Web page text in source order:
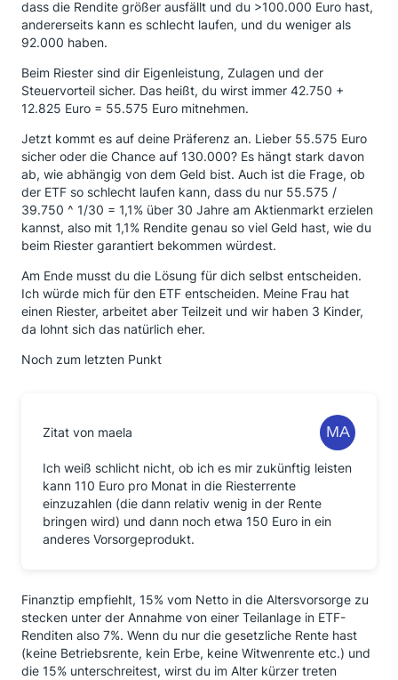
dass die Rendite größer ausfällt und du >100.000 Euro hast,
andererseits kann es schlecht laufen, und du weniger als
92.000 haben.
Beim Riester sind dir Eigenleistung, Zulagen und der
Steuervorteil sicher. Das heißt, du wirst immer 42.750 +
12.825 Euro = 55.575 Euro mitnehmen.
Jetzt kommt es auf deine Präferenz an. Lieber 55.575 Euro
sicher oder die Chance auf 130.000? Es hängt stark davon
ab, wie abhängig von dem Geld bist. Auch ist die Frage, ob
der ETF so schlecht laufen kann, dass du nur 55.575 /
39.750 ^ 1/30 = 1,1% über 30 Jahre am Aktienmarkt erzielen
kannst, also mit 1,1% Rendite genau so viel Geld hast, wie du
beim Riester garantiert bekommen würdest.
Am Ende musst du die Lösung für dich selbst entscheiden.
Ich würde mich für den ETF entscheiden. Meine Frau hat
einen Riester, arbeitet aber Teilzeit und wir haben 3 Kinder,
da lohnt sich das natürlich eher.
Noch zum letzten Punkt
Zitat von maela
Ich weiß schlicht nicht, ob ich es mir zukünftig leisten
kann 110 Euro pro Monat in die Riesterrente
einzuzahlen (die dann relativ wenig in der Rente
bringen wird) und dann noch etwa 150 Euro in ein
anderes Vorsorgeprodukt.
Finanztip empfiehlt, 15% vom Netto in die Altersvorsorge zu
stecken unter der Annahme von einer Teilanlage in ETF-
Renditen also 7%. Wenn du nur die gesetzliche Rente hast
(keine Betriebsrente, kein Erbe, keine Witwenrente etc.) und
die 15% unterschreitest, wirst du im Alter kürzer treten